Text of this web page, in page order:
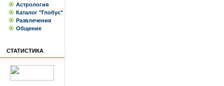
Астрология
Каталог "Глобус"
Развлечения
Общение
СТАТИСТИКА